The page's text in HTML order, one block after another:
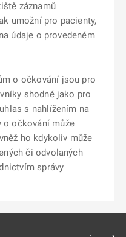
záznamů
umožní pro pacienty,
údaje o provedeném
o očkování jsou pro
shodné jako pro
s nahlížením na
o očkování může
ho kdykoliv může
či odvolaných
správy